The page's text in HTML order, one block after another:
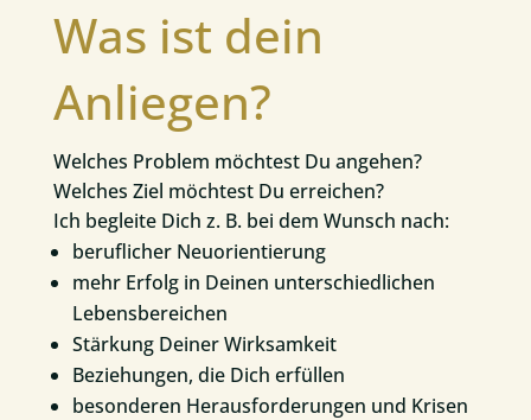
Was ist dein
Anliegen?
Welches Problem möchtest Du angehen?
Welches Ziel möchtest Du erreichen?
Ich begleite Dich z. B. bei dem Wunsch nach:
beruflicher Neuorientierung
mehr Erfolg in Deinen unterschiedlichen
Lebensbereichen
Stärkung Deiner Wirksamkeit
Beziehungen, die Dich erfüllen
besonderen Herausforderungen und Krisen